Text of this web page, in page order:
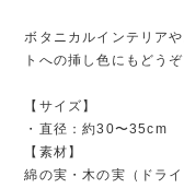
ボタニカルインテリア
トへの挿し色にもどうぞ
【サイズ】
・直径：約30〜35cm
【素材】
綿の実・木の実（ドラ